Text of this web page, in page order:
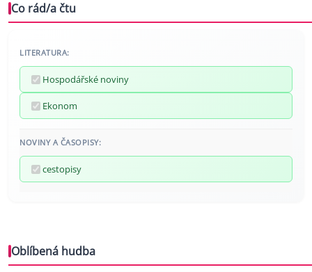
Co rád/a čtu
LITERATURA:
Hospodářské noviny
Ekonom
NOVINY A ČASOPISY:
cestopisy
Oblíbená hudba